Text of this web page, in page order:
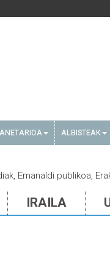
ALBISTEAK
Emanaldi publikoa,
IRAILA